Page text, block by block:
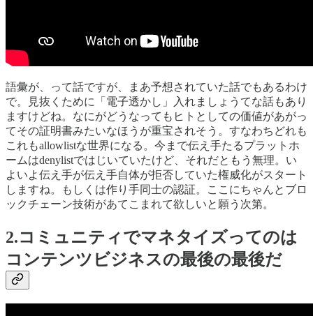
語彙が、って話ですが、まあ予想されていた話でもあるわけ
で。見抜くために「電子透かし」入れましょうてな話もあり
ますけどね。なにがどうなってもヒトとしての価値があがっ
てその証明書みたいなほうが重宝されそう。すなわちどれも
これもallowlistな世界になる。今まで伝え手たるプラットホ
ームはdenylistではじいていたけど、それだともう無理。い
よいよ伝え手が伝え手自体が拒否していた権威化がスタート
しますね。もしくは作り手同士の認証。ここにちゃんとブロ
ックチェーン技術があてこまれて欲しいと願う次第。
2.コミュニティでマネタイズってのは
コンテンツビジネスの最後の最後だ